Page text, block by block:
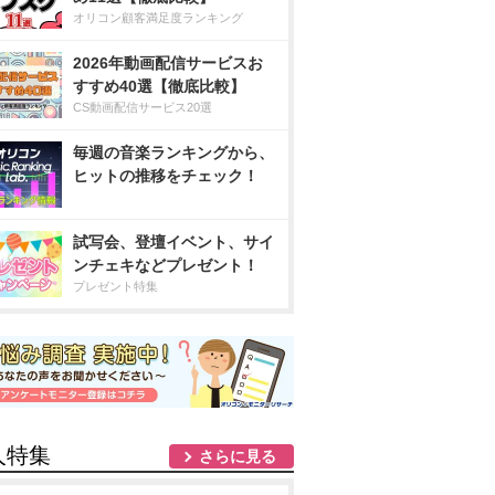
オリコン顧客満足度ランキング
2026年動画配信サービスお
すすめ40選【徹底比較】
CS動画配信サービス20選
毎週の音楽ランキングから、
ヒットの推移をチェック！
試写会、登壇イベント、サイ
ンチェキなどプレゼント！
プレゼント特集
特集 さらに見る